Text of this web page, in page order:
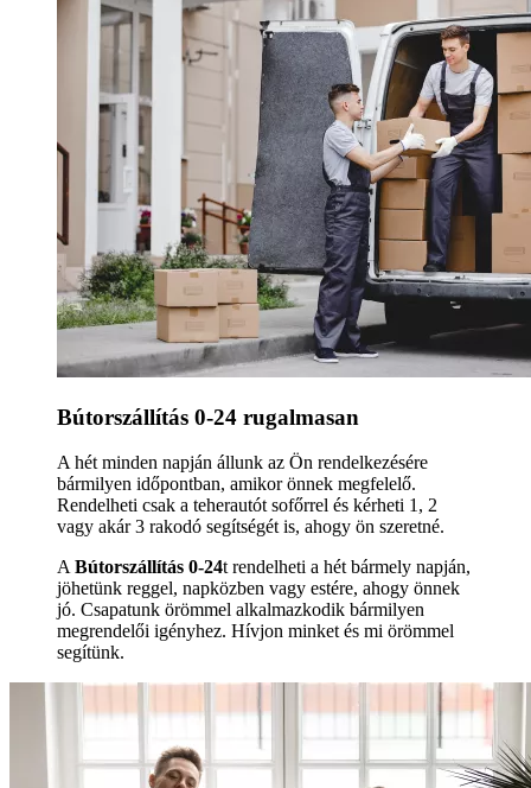
Bútorszállítás 0-24 rugalmasan
A hét minden napján állunk az Ön rendelkezésére
bármilyen időpontban, amikor önnek megfelelő.
Rendelheti csak a teherautót sofőrrel és kérheti 1, 2
vagy akár 3 rakodó segítségét is, ahogy ön szeretné.
A Bútorszállítás 0-24t rendelheti a hét bármely napján,
jöhetünk reggel, napközben vagy estére, ahogy önnek
jó. Csapatunk örömmel alkalmazkodik bármilyen
megrendelői igényhez. Hívjon minket és mi örömmel
segítünk.